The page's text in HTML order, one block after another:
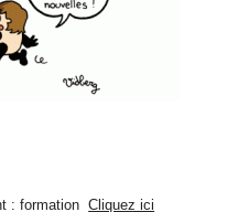
: formationCliquez ici